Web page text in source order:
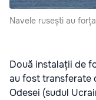
Navele rusești au
Două instalații de
au fost transferate
Odesei (sudul